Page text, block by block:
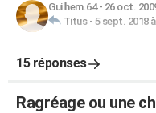
Guilhem.64- 26 oct.
Titus- 5 sept. 2018
15 réponses
Ragréage ou une